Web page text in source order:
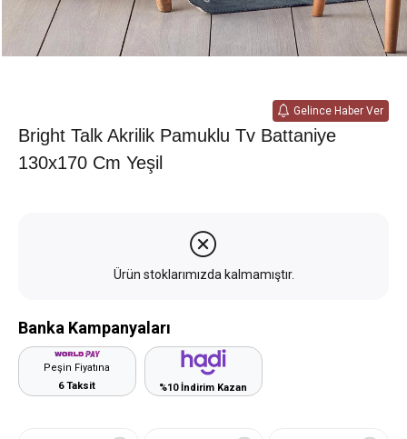
Gelince Haber Ver
Bright Talk Akrilik Pamuklu Tv Battaniye
130x170 Cm Yeşil
Ürün stoklarımızda kalmamıştır.
Banka Kampanyaları
Peşin Fiyatına
6 Taksit
%10 İndirim Kazan